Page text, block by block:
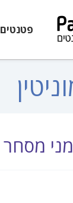
פטנטים
מסחר